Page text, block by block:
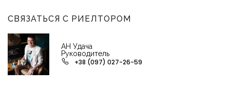
СВЯЗАТЬСЯ С РИЕЛТОРОМ
АН Удача
Руководитель
+38 (097) 027-26-59